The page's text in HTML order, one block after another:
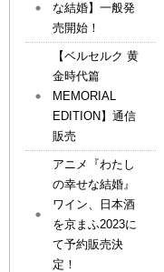
な結婚】一般発
売開始！
【ベルセルク 黄
金時代篇
MEMORIAL
EDITION】通信
販売
アニメ『わたし
の幸せな結婚』
ワイン、日本酒
を京まふ2023に
て予約販売決
定！